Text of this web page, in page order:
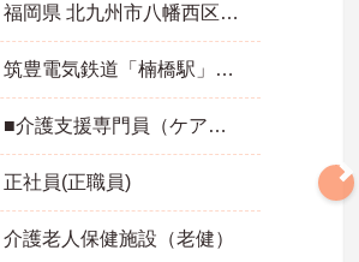
福岡県 北九州市八幡西区 楠橋南2丁目19番6号
筑豊電気鉄道「楠橋駅」徒歩10分
■介護支援専門員（ケアマネジャー） ■普通自動車免許（AT限定可） ■経験者歓迎 ■未経験の方OK ■ブランクのある方OK
正社員(正職員)
介護老人保健施設（老健）